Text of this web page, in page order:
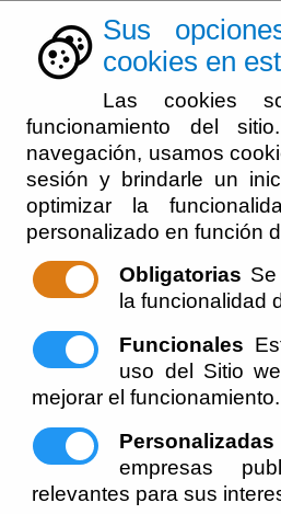
Sus
cookies en
Las cookies
funcionamiento del
navegación, usamos
sesión y brindarle un
optimizar la
personalizado en función
Obligatorias
la funcionalidad
Funcionales
uso del Sitio
mejorar el funcionamiento.
Personalizadas
empresas
relevantes para sus
Town
ayuntamiento@zurgena.es-Aviso